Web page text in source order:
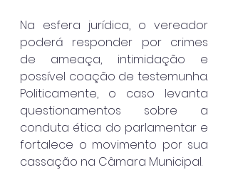
Na esfera jurídica, o vereador
poderá responder por crimes
de ameaça, intimidação e
possível coação de testemunha.
Politicamente, o caso levanta
questionamentos sobre a
conduta ética do parlamentar e
fortalece o movimento por sua
cassação na Câmara Municipal.